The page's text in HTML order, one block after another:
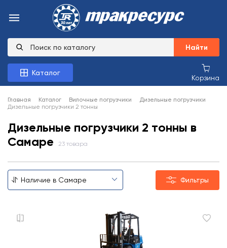
Найти
Каталог
Корзина
Главная Каталог Вилочные погрузчики
Дизельные погрузчики
Дизельные погрузчики 2 тонны
Дизельные погрузчики 2 тонны в
Самаре
23 товара
Фильтры